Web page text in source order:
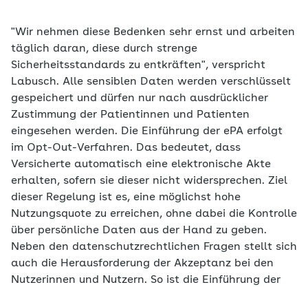
"Wir nehmen diese Bedenken sehr ernst und arbeiten
täglich daran, diese durch strenge
Sicherheitsstandards zu entkräften", verspricht
Labusch. Alle sensiblen Daten werden verschlüsselt
gespeichert und dürfen nur nach ausdrücklicher
Zustimmung der Patientinnen und Patienten
eingesehen werden. Die Einführung der ePA erfolgt
im Opt-Out-Verfahren. Das bedeutet, dass
Versicherte automatisch eine elektronische Akte
erhalten, sofern sie dieser nicht widersprechen. Ziel
dieser Regelung ist es, eine möglichst hohe
Nutzungsquote zu erreichen, ohne dabei die Kontrolle
über persönliche Daten aus der Hand zu geben.
Neben den datenschutzrechtlichen Fragen stellt sich
auch die Herausforderung der Akzeptanz bei den
Nutzerinnen und Nutzern. So ist die Einführung der